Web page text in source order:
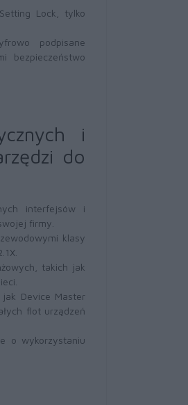
Lock, tylko
podpisane
bezpieczeństwo
i
do
interfejsów i
firmy.
klasy
takich jak
Device Master
flot urządzeń
o wykorzystaniu